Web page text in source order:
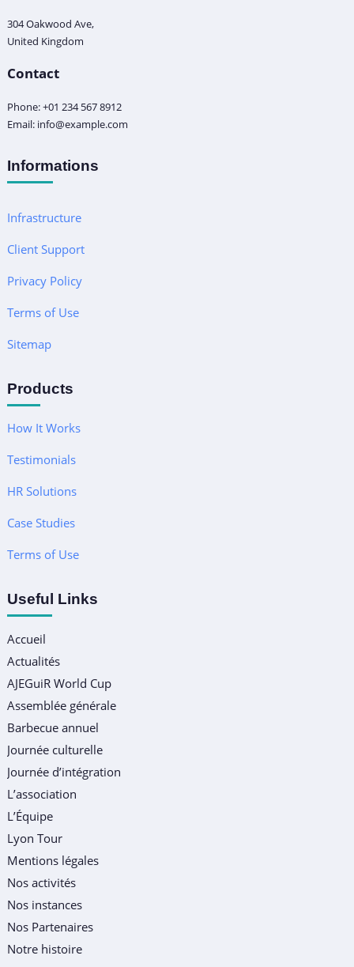
304 Oakwood Ave,
United Kingdom
Contact
Phone: +01 234 567 8912
Email: info@example.com
Informations
Infrastructure
Client Support
Privacy Policy
Terms of Use
Sitemap
Products
How It Works
Testimonials
HR Solutions
Case Studies
Terms of Use
Useful Links
Accueil
Actualités
AJEGuiR World Cup
Assemblée générale
Barbecue annuel
Journée culturelle
Journée d’intégration
L’association
L’Équipe
Lyon Tour
Mentions légales
Nos activités
Nos instances
Nos Partenaires
Notre histoire